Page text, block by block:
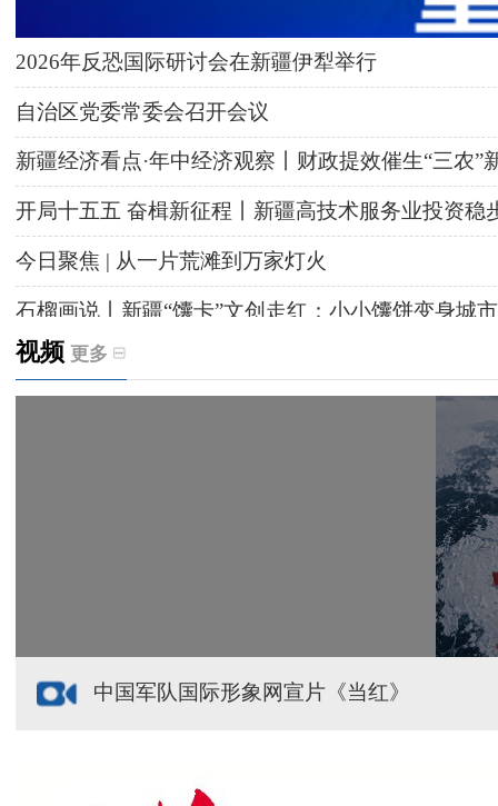
2026年反恐国际研讨会在新疆伊犁举行
自治区党委常委会召开会议
新疆经济看点·年中经济观察丨财政提效催生“三农”
开局十五五 奋楫新征程丨新疆高技术服务业投资稳
今日聚焦 | 从一片荒滩到万家灯火
石榴画说丨新疆“馕卡”文创走红：小小馕饼变身城
天山观察丨暑期AI研学热，孩子们究竟学到什么
视频 更多
中国军队国际形象网宣片《当红》